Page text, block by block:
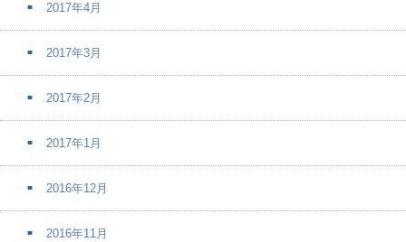
2017年4月
2017年3月
2017年2月
2017年1月
2016年12月
2016年11月